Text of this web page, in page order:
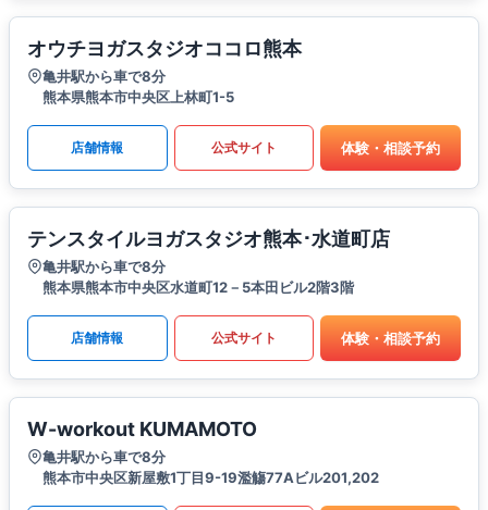
オウチヨガスタジオココロ熊本
亀井駅から車で8分
熊本県熊本市中央区上林町1-5
店舗情報 公式サイト 体験・相談予約
テンスタイルヨガスタジオ熊本･水道町店
亀井駅から車で8分
熊本県熊本市中央区水道町12－5本田ビル2階3階
店舗情報 公式サイト 体験・相談予約
W-workout KUMAMOTO
亀井駅から車で8分
熊本市中央区新屋敷1丁目9-19濫觴77Aビル201,202